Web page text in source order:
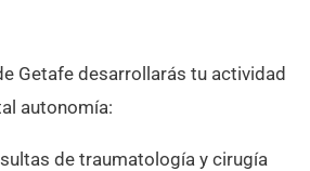
Getafe desarrollarás tu actividad
autonomía:
de traumatología y cirugía